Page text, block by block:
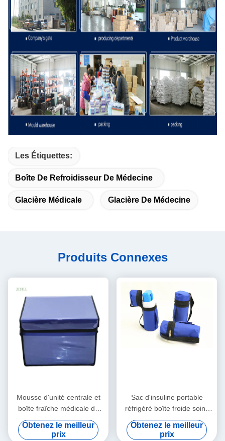
Les Étiquettes:
Boîte De Refroidisseur De Médecine
Glacière Médicale Glacière De Médecine
Produits Connexes
Mousse d'unité centrale et
boîte fraîche médicale de
panneau d'isolation de vide
pour le transport de chaîne
Obtenez le meilleur
prix
Sac d'insuline portable
réfrigéré boîte froide soins
personnels avec logo -
Imprimé pour les aliments
Obtenez le meilleur
prix